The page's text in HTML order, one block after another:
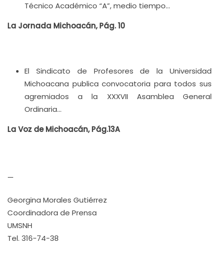
Técnico Académico “A”, medio tiempo…
La Jornada Michoacán, Pág. 10
El Sindicato de Profesores de la Universidad
Michoacana publica convocatoria para todos sus
agremiados a la XXXVII Asamblea General
Ordinaria…
La Voz de Michoacán, Pág.13A
—
Georgina Morales Gutiérrez
Coordinadora de Prensa
UMSNH
Tel. 316-74-38